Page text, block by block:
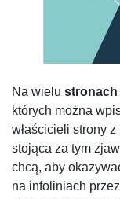
Na wielu stronach
których można
właścicieli strony
stojąca za tym
chcą, aby
na infoliniach